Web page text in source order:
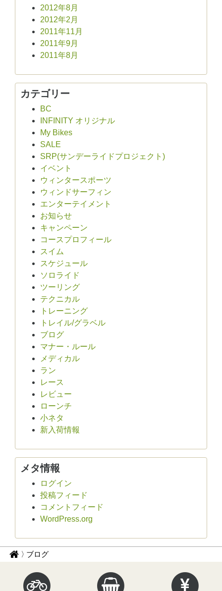
2012年8月
2012年2月
2011年11月
2011年9月
2011年8月
カテゴリー
BC
INFINITY オリジナル
My Bikes
SALE
SRP(サンデーライドプロジェクト)
イベント
ウィンタースポーツ
ウィンドサーフィン
エンターテイメント
お知らせ
キャンペーン
コースプロフィール
スイム
スケジュール
ソロライド
ツーリング
テクニカル
トレーニング
トレイル/グラベル
ブログ
マナー・ルール
メディカル
ラン
レース
レビュー
ローンチ
小ネタ
新入荷情報
メタ情報
ログイン
投稿フィード
コメントフィード
WordPress.org
パ サ
ク
ル
ブログ